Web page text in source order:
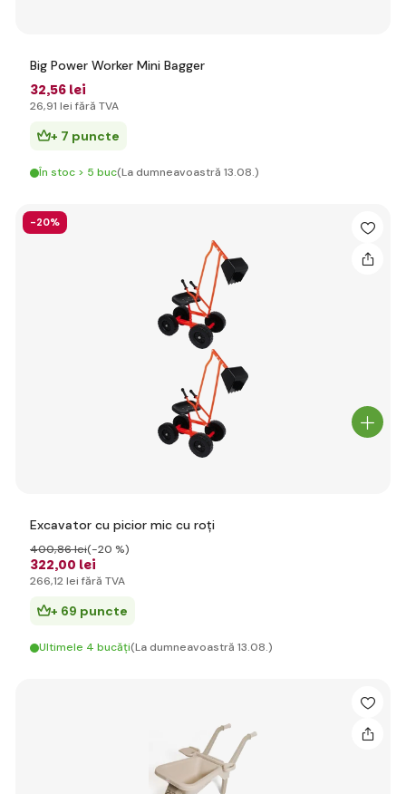
Big Power Worker Mini Bagger
32,56 lei
26,91 lei fără TVA
+ 7 puncte
În stoc > 5 buc(La dumneavoastră 13.08.)
-20%
Excavator cu picior mic cu roți
322,00 lei
400,86 lei(-20 %)
266,12 lei fără TVA
+ 69 puncte
Ultimele 4 bucăți(La dumneavoastră 13.08.)